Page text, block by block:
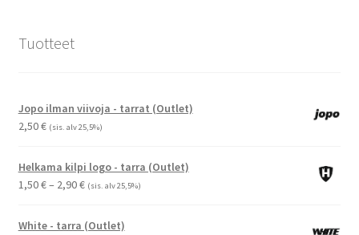
Tuotteet
Jopo ilman viivoja - tarrat (Outlet)
2,50€ (sis. alv 25,5%)
Helkama kilpi logo - tarra (Outlet)
1,50€– 2,90€Hintaluokka:
-
(sis. alv 25,5%)
White - tarra (Outlet)